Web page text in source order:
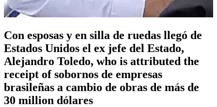
Con esposas y en silla de ruedas llegó de
Estados Unidos el ex jefe del Estado,
Alejandro Toledo, who is attributed the
receipt of sobornos de empresas
brasileñas a cambio de obras de más de
30 million dólares